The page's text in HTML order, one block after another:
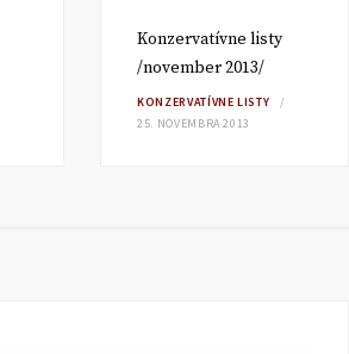
Konzervatívne listy
/november 2013/
KONZERVATÍVNE LISTY
25. NOVEMBRA 2013